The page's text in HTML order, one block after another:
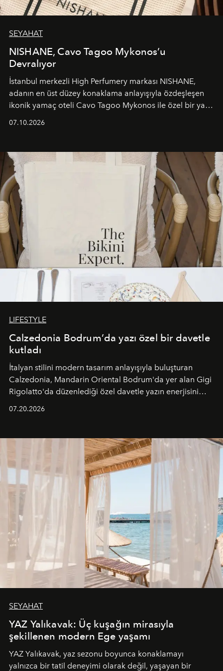
SEYAHAT
NISHANE, Cavo Tagoo Mykonos’u
Devralıyor
İstanbul merkezli High Perfumery markası NISHANE,
adanın en üst düzey konaklama anlayışıyla özdeşleşen
ikonik yamaç oteli Cavo Tagoo Mykonos ile özel bir yaz
buluşturarak markanın Cavo Tagoo’daki varlığını
sürükleyici ve mevsime özel bir deneyime dönüştürüyor.
07.10.2026
LIFESTYLE
Calzedonia Bodrum’da yazı özel bir davetle
kutladı
İtalyan stilini modern tasarım anlayışıyla buluşturan
Calzedonia, Mandarin Oriental Bodrum'da yer alan Gigi
Rigolatto'da düzenlediği özel davetle yazın enerjisini
07.20.2026
SEYAHAT
YAZ Yalıkavak: Üç kuşağın mirasıyla
şekillenen modern Ege yaşamı
YAZ Yalıkavak, yaz sezonu boyunca konaklamayı
yalnızca bir tatil deneyimi olarak değil, yaşayan bir